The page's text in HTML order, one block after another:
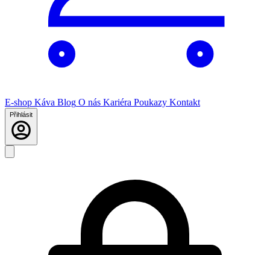
E-shop Káva Blog O nás Kariéra Poukazy Kontakt
Přihlásit